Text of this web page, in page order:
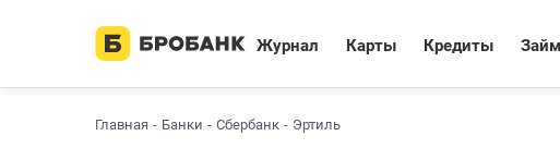
Журнал Карты Кредиты
Главная Банки Сбербанк Эртиль